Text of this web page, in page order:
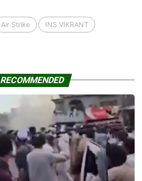
Air Strike INS VIKRANT
RECOMMENDED